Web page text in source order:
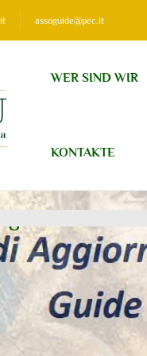
assoguide@pec.it
WER SIND WIR
KONTAKTE
guide